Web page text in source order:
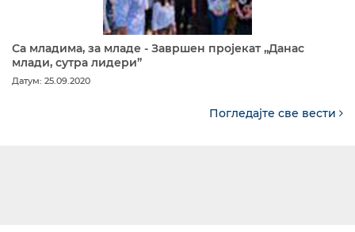
Са младима, за младе - Завршен пројекат „Данас
млади, сутра лидери”
Датум: 25.09.2020
Погледајте све вести